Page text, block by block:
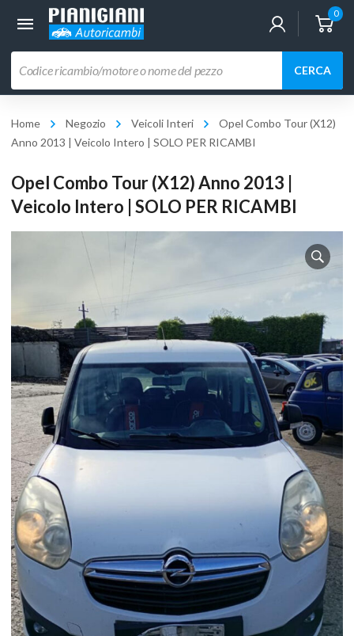
0
prodotti
CERCA
Home Negozio Veicoli Interi
Opel Combo Tour (X12)
Anno 2013 | Veicolo Intero | SOLO PER RICAMBI
Opel Combo Tour (X12) Anno 2013 |
Veicolo Intero | SOLO PER RICAMBI